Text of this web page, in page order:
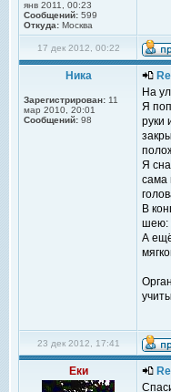
янв 2011, 00:23
Сообщений: 599
Откуда: Москва
17 дек 2012, 00:22
Ника
Зарегистрирован: 11
мар 2010, 20:01
Сообщений: 98
На
Я
руки
Я
сама
В
шею:
А
23 дек 2012, 17:41
Еки